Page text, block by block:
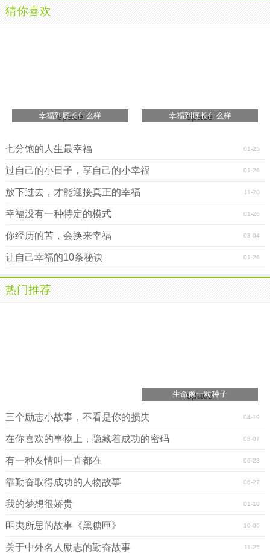
猜你喜欢
space
幸福到底长什么样 space
幸福到底长什么样
01-25
七分饱的人生最幸福
01-26
过自己的小日子，享自己的小幸福
11-20
放下过去，才能迎接真正的幸福
01-26
幸福没有一种特定的模式
03-04
你经历的苦，会换来幸福
01-26
让自己幸福的10条秘诀
热门推荐
space
生命像一粒种子
04-19
三个励志小故事，不看是你的损失
08-07
在你喜欢的事物上，隐藏着成功的密码
06-23
有一种友情叫一直都在
06-27
靠勤奋取得成功的人物故事
01-18
我的梦想很娇贵
10-06
匪夷所思的故事《黑糖匣》
11-25
关于中外名人励志的勤奋故事